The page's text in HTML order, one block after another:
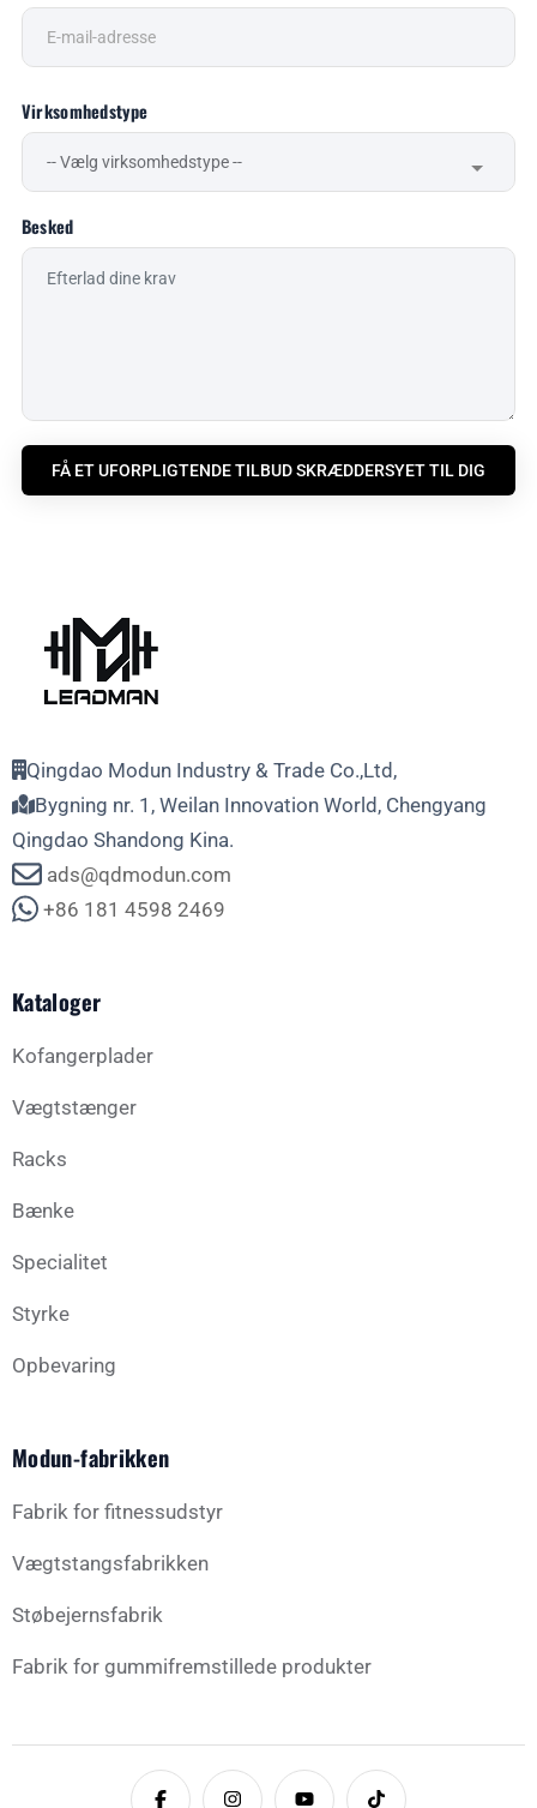
Virksomhedstype
Besked
FÅ ET UFORPLIGTENDE TILBUD SKRÆDDERSYET TIL DIG
Qingdao Modun Industry & Trade Co.,Ltd,
Bygning nr. 1, Weilan Innovation World, Chengyang
Qingdao Shandong Kina.
ads@qdmodun.com
+86 181 4598 2469
Kataloger
Kofangerplader
Vægtstænger
Racks
Bænke
Specialitet
Styrke
Opbevaring
Modun-fabrikken
Fabrik for fitnessudstyr
Vægtstangsfabrikken
Støbejernsfabrik
Fabrik for gummifremstillede produkter